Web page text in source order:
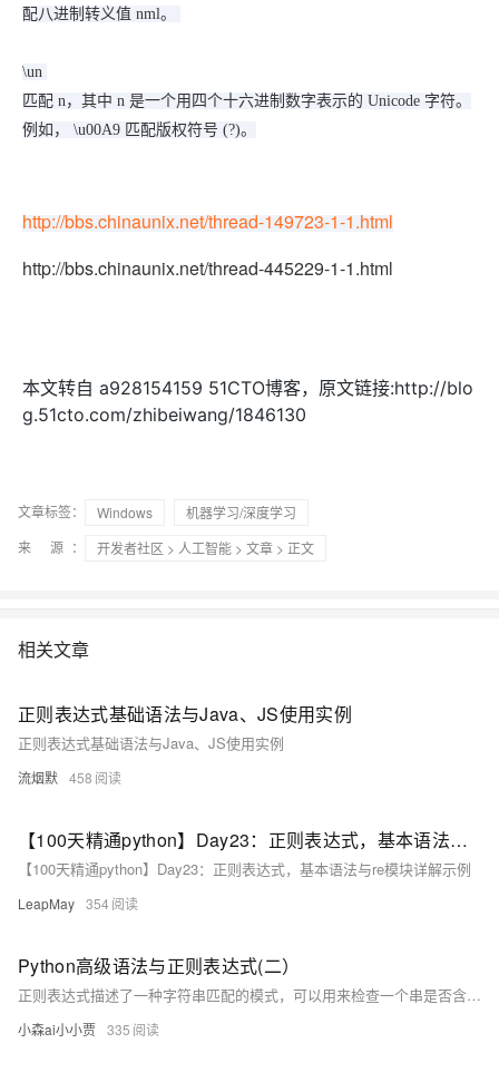
配八进制转义值 nml。
\un
匹配 n，其中 n 是一个用四个十六进制数字表示的 Unicode 字符。
例如， \u00A9 匹配版权符号 (?)。
http://bbs.chinaunix.net/thread-149723-1-1.html
http://bbs.chinaunix.net/thread-445229-1-1.html
本文转自 a928154159 51CTO博客，原文链接:http://blo
g.51cto.com/zhibeiwang/1846130
文章标签： Windows
机器学习/深度学习
来 源：
开发者社区 > 人工智能 > 文章 > 正文
相关文章
正则表达式基础语法与Java、JS使用实例
正则表达式基础语法与Java、JS使用实例
流烟默 458
【100天精通python】Day23：正则表达式，基本语法与re模块详解示例
【100天精通python】Day23：正则表达式，基本语法与re模块详解示例
LeapMay 354
Python高级语法与正则表达式(二）
正则表达式描述了一种字符串匹配的模式，可以用来检查一个串是否含有某种子串、将匹配的子串做替换或者从某个串中取出符合某个条件的子串等。
小森ai小小贾 335